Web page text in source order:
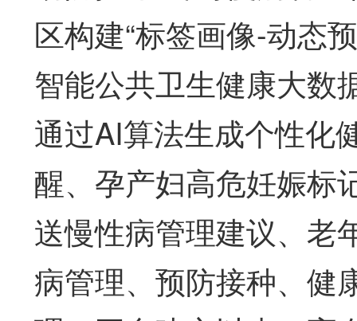
区构建“标签画像-动态
智能公共卫生健康大数
通过AI算法生成个性化
醒、孕产妇高危妊娠标
送慢性病管理建议、老
病管理、预防接种、健